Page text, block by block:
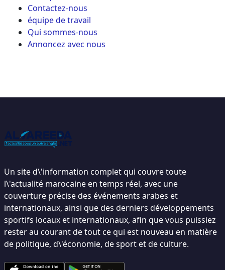
Contactez-nous
équipe de travail
Qui sommes-nous
Annoncez avec nous
Un site d\'information complet qui couvre toute
l\'actualité marocaine en temps réel, avec une
couverture précise des événements arabes et
internationaux, ainsi que des derniers développements
sportifs locaux et internationaux, afin que vous puissiez
rester au courant de tout ce qui est nouveau en matière
de politique, d\'économie, de sport et de culture.